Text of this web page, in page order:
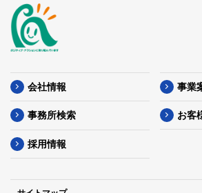
会社情報 事業
事務所検索 お客
採用情報